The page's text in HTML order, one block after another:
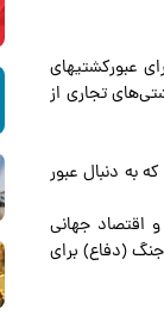
عبورکشتیهای
تجاری از
به دنبال عبور
اقتصاد جهانی
(دفاع) برای